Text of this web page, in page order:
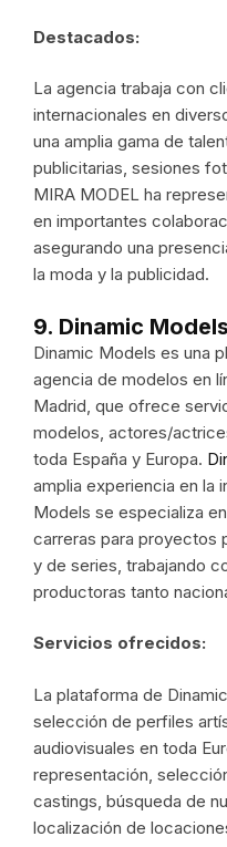
Destacados:
La agencia trabaja con
internacionales en
una amplia gama de
publicitarias, sesiones
MIRA MODEL ha
en importantes
asegurando una
la moda y la publicidad.
9. Dinamic Models
Dinamic Models es una
agencia de modelos en
Madrid, que ofrece
modelos, actores/
toda España y Europa.
amplia experiencia en la
Models se especializa
carreras para proyectos
y de series, trabajando
productoras tanto
Servicios ofrecidos:
La plataforma de
selección de perfiles
audiovisuales en toda
representación,
castings, búsqueda de
localización de